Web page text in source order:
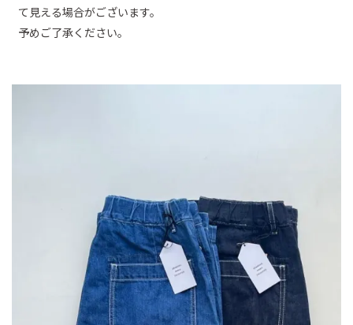
て見える場合がございます。
予めご了承ください。